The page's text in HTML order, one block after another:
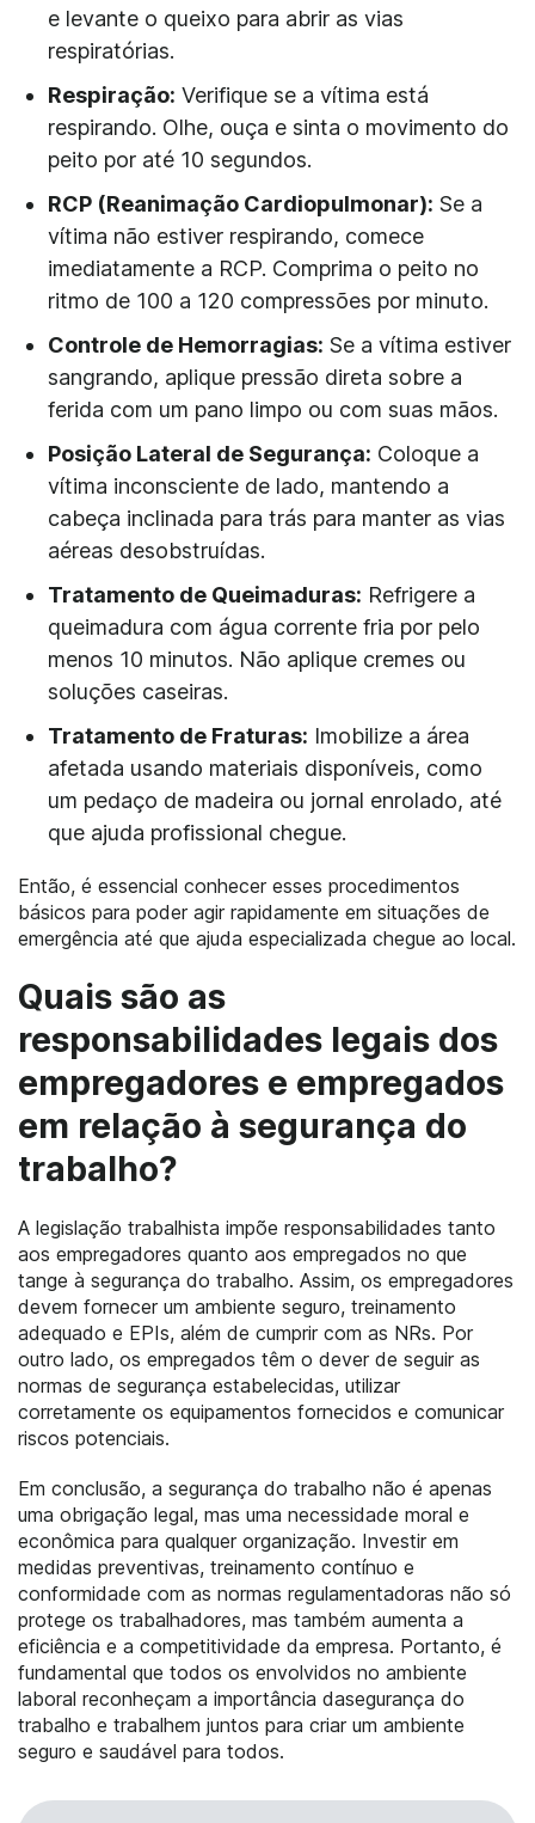
e levante o queixo para abrir as vias
respiratórias.
Respiração: Verifique se a vítima está
respirando. Olhe, ouça e sinta o movimento do
peito por até 10 segundos.
RCP (Reanimação Cardiopulmonar): Se a
vítima não estiver respirando, comece
imediatamente a RCP. Comprima o peito no
ritmo de 100 a 120 compressões por minuto.
Controle de Hemorragias: Se a vítima estiver
sangrando, aplique pressão direta sobre a
ferida com um pano limpo ou com suas mãos.
Posição Lateral de Segurança: Coloque a
vítima inconsciente de lado, mantendo a
cabeça inclinada para trás para manter as vias
aéreas desobstruídas.
Tratamento de Queimaduras: Refrigere a
queimadura com água corrente fria por pelo
menos 10 minutos. Não aplique cremes ou
soluções caseiras.
Tratamento de Fraturas: Imobilize a área
afetada usando materiais disponíveis, como
um pedaço de madeira ou jornal enrolado, até
que ajuda profissional chegue.
Então, é essencial conhecer esses procedimentos
básicos para poder agir rapidamente em situações de
emergência até que ajuda especializada chegue ao local.
Quais são as
responsabilidades legais dos
empregadores e empregados
em relação à segurança do
trabalho?
A legislação trabalhista impõe responsabilidades tanto
aos empregadores quanto aos empregados no que
tange à segurança do trabalho. Assim, os empregadores
devem fornecer um ambiente seguro, treinamento
adequado e EPIs, além de cumprir com as NRs. Por
outro lado, os empregados têm o dever de seguir as
normas de segurança estabelecidas, utilizar
corretamente os equipamentos fornecidos e comunicar
riscos potenciais.
Em conclusão, a segurança do trabalho não é apenas
uma obrigação legal, mas uma necessidade moral e
econômica para qualquer organização. Investir em
medidas preventivas, treinamento contínuo e
conformidade com as normas regulamentadoras não só
protege os trabalhadores, mas também aumenta a
eficiência e a competitividade da empresa. Portanto, é
fundamental que todos os envolvidos no ambiente
laboral reconheçam a importância dasegurança do
trabalho e trabalhem juntos para criar um ambiente
seguro e saudável para todos.